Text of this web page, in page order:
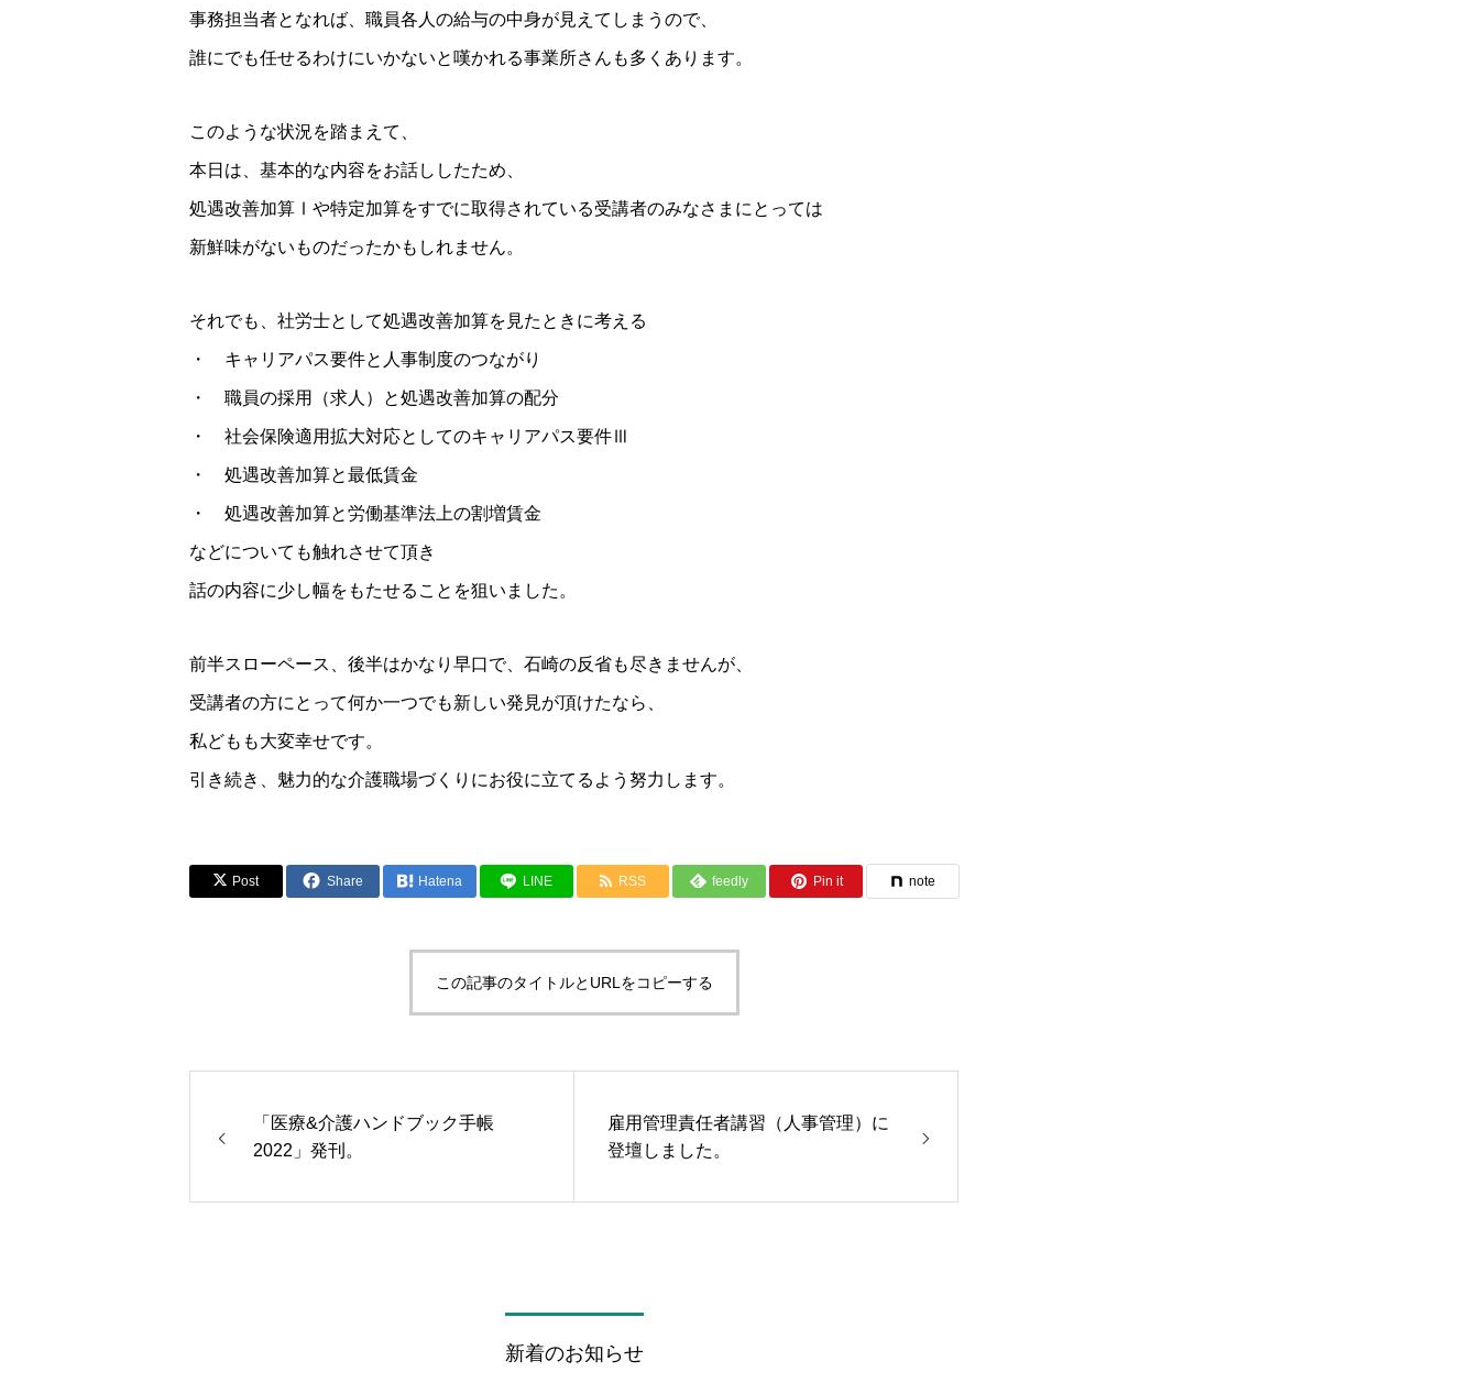
事務担当者となれば、職員各人の給与の中身が見えてしまうので、
誰にでも任せるわけにいかないと嘆かれる事業所さんも多くあります。
このような状況を踏まえて、
本日は、基本的な内容をお話ししたため、
処遇改善加算Ⅰや特定加算をすでに取得されている受講者のみなさまにとっては
新鮮味がないものだったかもしれません。
それでも、社労士として処遇改善加算を見たときに考える
・ キャリアパス要件と人事制度のつながり
・ 職員の採用（求人）と処遇改善加算の配分
・ 社会保険適用拡大対応としてのキャリアパス要件Ⅲ
・ 処遇改善加算と最低賃金
・ 処遇改善加算と労働基準法上の割増賃金
などについても触れさせて頂き
話の内容に少し幅をもたせることを狙いました。
前半スローペース、後半はかなり早口で、石崎の反省も尽きませんが、
受講者の方にとって何か一つでも新しい発見が頂けたなら、
私どもも大変幸せです。
引き続き、魅力的な介護職場づくりにお役に立てるよう努力します。
Post Share Hatena LINE RSS feedly Pin it note
この記事のタイトルとURLをコピーする
「医療&介護ハンドブック手帳
2022」発刊。
雇用管理責任者講習（人事管理）に
登壇しました。
新着のお知らせ